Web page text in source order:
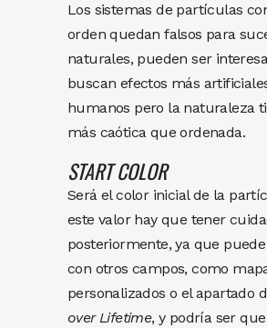
Los sistemas de partículas
orden quedan falsos para
naturales, pueden ser
buscan efectos más
humanos pero la naturaleza
más caótica que ordenada.
START COLOR
Será el color inicial de la
este valor hay que tener
posteriormente, ya que
con otros campos, como
personalizados o el apartado
over Lifetime, y podría ser